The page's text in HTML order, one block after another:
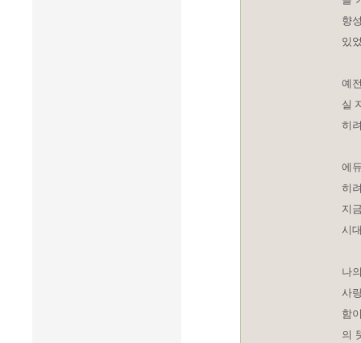
향
있
예
실
히
에
히
지
시
나
사
함
의